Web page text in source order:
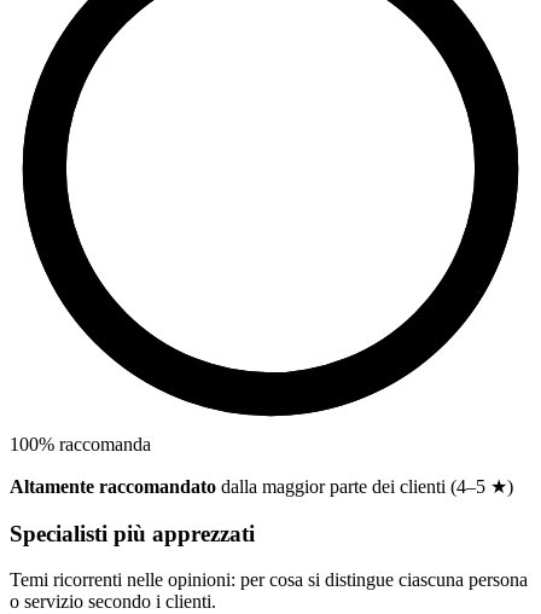
100% raccomanda
Altamente raccomandato dalla maggior parte dei clienti (4–5 ★)
Specialisti più apprezzati
Temi ricorrenti nelle opinioni: per cosa si distingue ciascuna persona
o servizio secondo i clienti.